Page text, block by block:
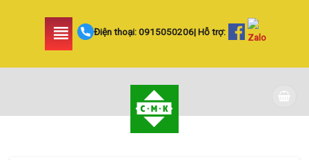
Điện thoại:0915050206| Hỗ trợ:
DỊCH VỤ TẠI CÁC KHU VỰC TIN